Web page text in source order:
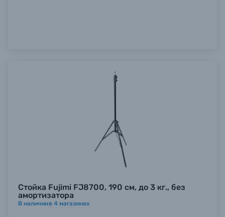
Стойка Fujimi FJ8700, 190 см, до 3 кг., без
амортизатора
В наличиив 4 магазинах